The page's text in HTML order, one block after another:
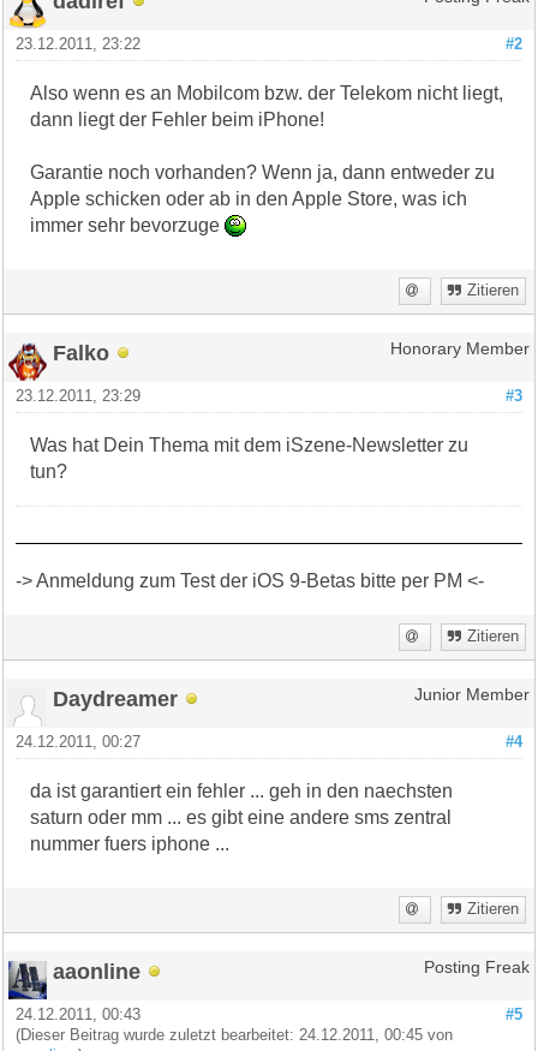
#2
23.12.2011, 23:22
Also wenn es an Mobilcom bzw. der Telekom nicht liegt,
dann liegt der Fehler beim iPhone!
Garantie noch vorhanden? Wenn ja, dann entweder zu
Apple schicken oder ab in den Apple Store, was ich
immer sehr bevorzuge
Zitieren
Falko Honorary Member
#3
23.12.2011, 23:29
Was hat Dein Thema mit dem iSzene-Newsletter zu
tun?
-> Anmeldung zum Test der iOS 9-Betas bitte per PM <-
Zitieren
Daydreamer Junior Member
#4
24.12.2011, 00:27
da ist garantiert ein fehler ... geh in den naechsten
saturn oder mm ... es gibt eine andere sms zentral
nummer fuers iphone ...
Zitieren
aaonline Posting Freak
#5
24.12.2011, 00:43
(Dieser Beitrag wurde zuletzt bearbeitet: 24.12.2011, 00:45 von